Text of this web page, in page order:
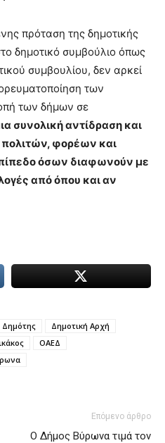
πρόταση της δημοτικής
δημοτικό συμβούλιο όπως
συμβουλίου, δεν αρκεί
των
των δήμων σε
συνολική αντίδραση και
φορέων και
όσων διαφωνούν με
από όπου και αν
Δημότης
Δημοτική Αρχή
ΟΑΕΔ
Επόμενο άρθρο
O Δήμος Βύρωνα τιμά τον